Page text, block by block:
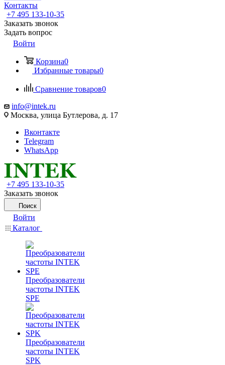
Контакты
+7 495 133-10-35
Заказать звонок
Задать вопрос
Войти
Корзина0
Избранные товары0
Сравнение товаров0
info@intek.ru
Москва, улица Бутлерова, д. 17
Вконтакте
Telegram
WhatsApp
+7 495 133-10-35
Заказать звонок
Поиск
Войти
Каталог
Преобразователи
частоты INTEK
SPE
Преобразователи
частоты INTEK
SPK